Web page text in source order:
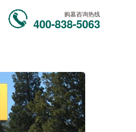
购墓咨询热线
400-838-5063